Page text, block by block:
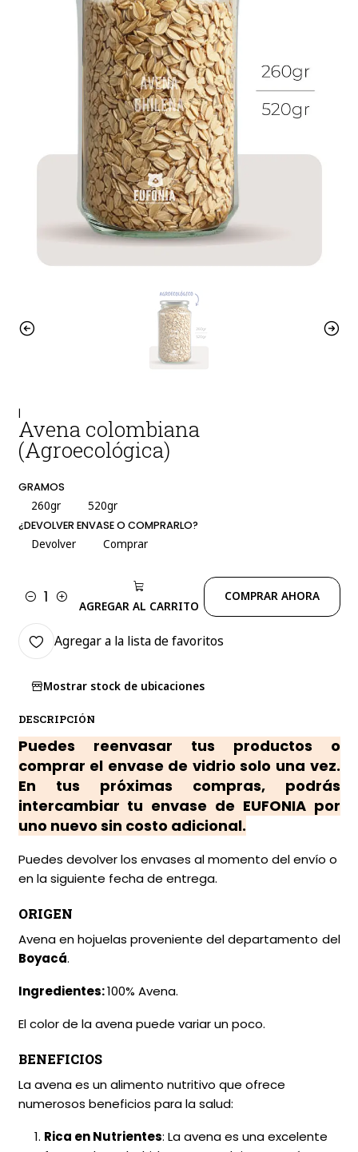
|
Avena colombiana
(Agroecológica)
GRAMOS
260gr 520gr
¿DEVOLVER ENVASE O COMPRARLO?
Devolver Comprar
Cantidad AGREGAR AL CARRITO
COMPRAR AHORA
Agregar a la lista de favoritos
Mostrar stock de ubicaciones
DESCRIPCIÓN
Puedes reenvasar tus productos o
comprar el envase de vidrio solo una vez.
En tus próximas compras, podrás
intercambiar tu envase de EUFONIA por
uno nuevo sin costo adicional.
Puedes devolver los envases al momento del envío o
en la siguiente fecha de entrega.
ORIGEN
Avena en hojuelas proveniente del departamento del
Boyacá.
Ingredientes:100% Avena.
El color de la avena puede variar un poco.
BENEFICIOS
La avena es un alimento nutritivo que ofrece
numerosos beneficios para la salud:
Rica en Nutrientes: La avena es una excelente